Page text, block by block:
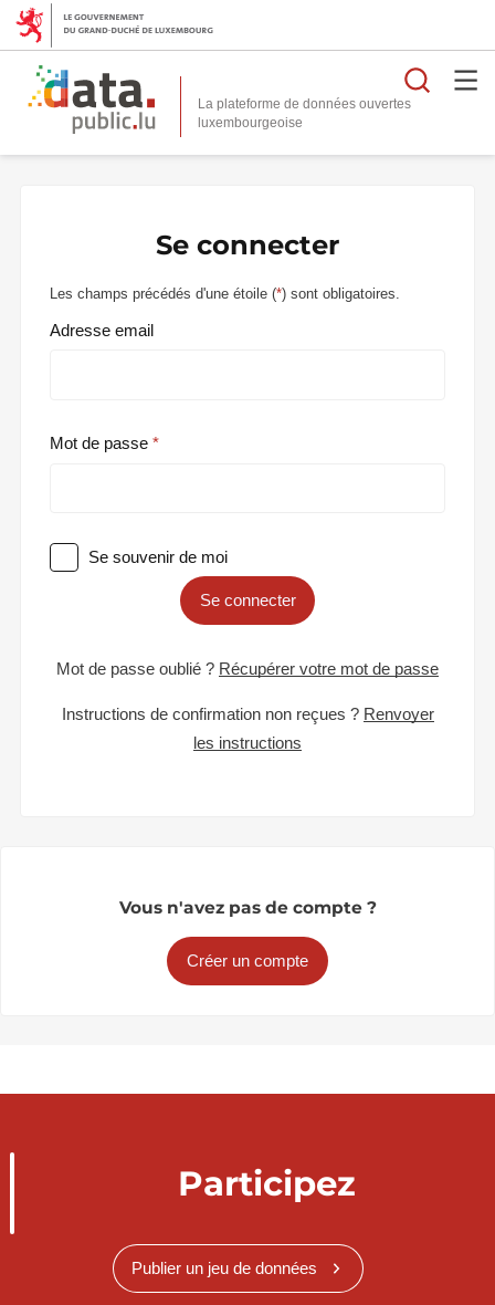
La plateforme de données ouvertes
Se connecter
Les champs précédés d'une étoile (*) sont obligatoires.
Adresse email
Mot de passe
Se souvenir de moi
Se connecter
Mot de passe oublié ? Récupérer votre mot de passe
Instructions de confirmation non reçues ? Renvoyer
les instructions
Vous n'avez pas de compte ?
Créer un compte
Participez
Publier un jeu de données